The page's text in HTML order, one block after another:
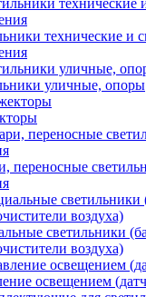
технические и
уличные, опоры
переносные
светильники
воздуха)
освещением